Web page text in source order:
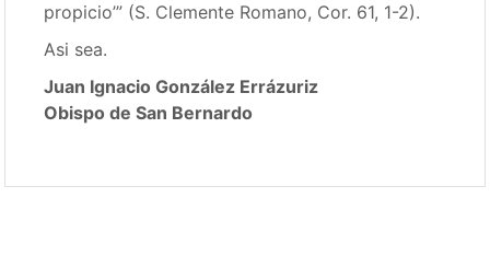
propicio’” (S. Clemente Romano, Cor. 61, 1-2).
Asi sea.
Juan Ignacio González Errázuriz
Obispo de San Bernardo